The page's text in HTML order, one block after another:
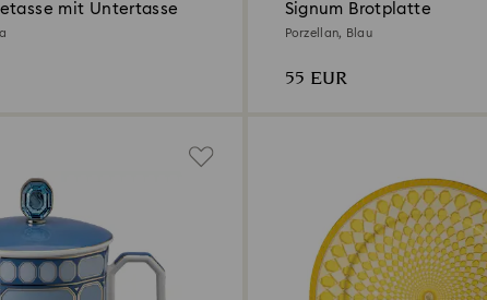
mit Untertasse Signum Brotplatte
Porzellan, Blau
55 EUR